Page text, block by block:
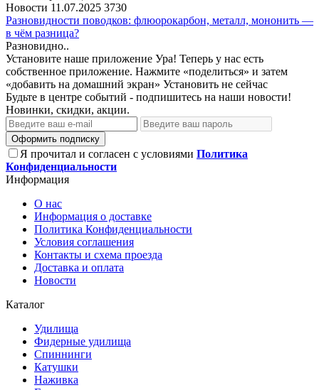
Новости 11.07.2025 3730
Разновидности поводков: флюорокарбон, металл, мононить —
в чём разница?
Разновидно..
Установите наше приложение Ура! Теперь у нас есть
собственное приложение. Нажмите «поделиться» и затем
«добавить на домашний экран» Установить не сейчас
Будьте в центре событий - подпишитесь на наши новости!
Новинки, скидки, акции.
Оформить подписку
Я прочитал и согласен с условиями Политика
Конфиденциальности
Информация
О нас
Информация о доставке
Политика Конфиденциальности
Условия соглашения
Контакты и схема проезда
Доставка и оплата
Новости
Каталог
Удилища
Фидерные удилища
Спиннинги
Катушки
Наживка